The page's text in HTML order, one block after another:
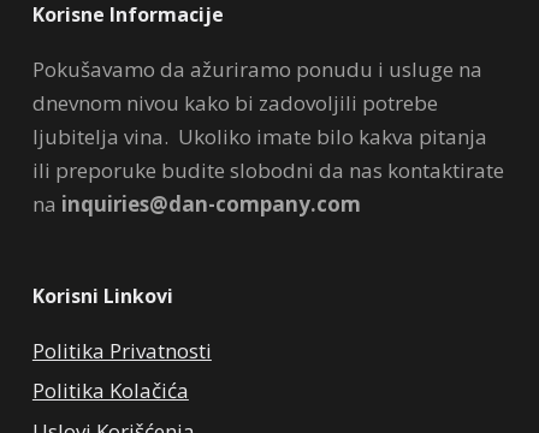
Korisne Informacije
Pokušavamo da ažuriramo ponudu i usluge na
dnevnom nivou kako bi zadovoljili potrebe
ljubitelja vina. Ukoliko imate bilo kakva pitanja
ili preporuke budite slobodni da nas kontaktirate
na inquiries@dan-company.com
Korisni Linkovi
Politika Privatnosti
Politika Kolačića